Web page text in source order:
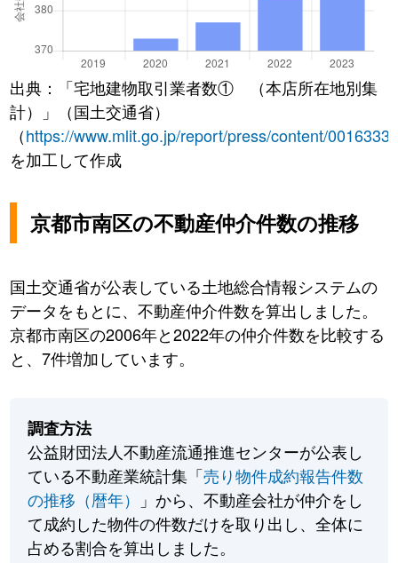
出典：「宅地建物取引業者数① （本店所在地別集
計）」（国土交通省）
（https://www.mlit.go.jp/report/press/content/
を加工して作成
京都市南区の不動産仲介件数の推移
国土交通省が公表している土地総合情報システムの
データをもとに、不動産仲介件数を算出しました。
京都市南区の2006年と2022年の仲介件数を比較する
と、7件増加しています。
調査方法
公益財団法人不動産流通推進センターが公表し
ている不動産業統計集「売り物件成約報告件数
の推移（暦年）
」から、不動産会社が仲介をし
て成約した物件の件数だけを取り出し、全体に
占める割合を算出しました。